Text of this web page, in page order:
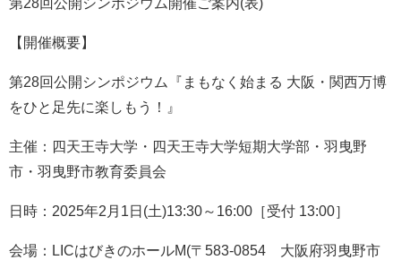
第28回公開シンポジウム開催ご案内(表)
【開催概要】
第28回公開シンポジウム『まもなく始まる 大阪・関西万博
をひと足先に楽しもう！』
主催：四天王寺大学・四天王寺大学短期大学部・羽曳野
市・羽曳野市教育委員会
日時：2025年2月1日(土)13:30～16:00［受付 13:00］
会場：LICはびきのホールM(〒583-0854 大阪府羽曳野市